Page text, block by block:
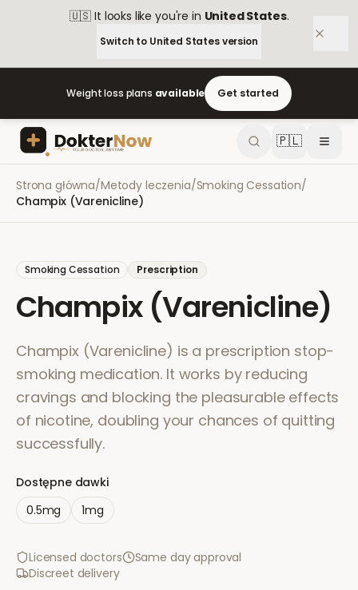
🇺🇸 It looks like you're in United States.
Switch to United Statesversion
Weight loss plans available Get started
🇵🇱
Strona główna/Metody leczenia/Smoking Cessation/
Champix (Varenicline)
Smoking Cessation Prescription
Champix (Varenicline)
Champix (Varenicline) is a prescription stop-
smoking medication. It works by reducing
cravings and blocking the pleasurable effects
of nicotine, doubling your chances of quitting
successfully.
Dostępne dawki
0.5mg
1mg
Licensed doctors
Same day approval
Discreet delivery